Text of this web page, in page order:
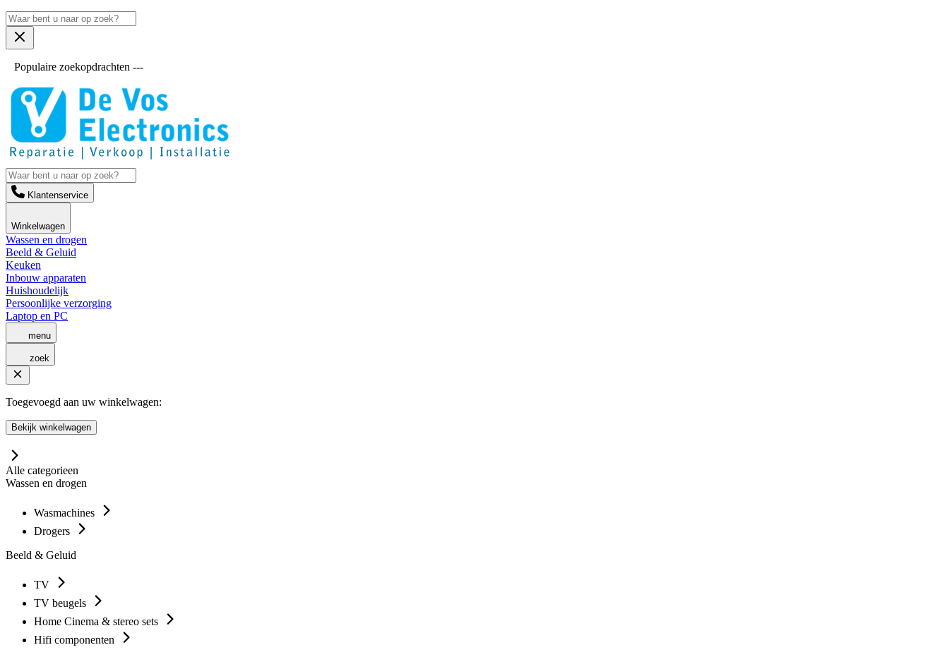
Populaire zoekopdrachten ---
Klantenservice
Winkelwagen
Wassen en drogen
Beeld & Geluid
Keuken
Inbouw apparaten
Huishoudelijk
Persoonlijke verzorging
Laptop en PC
menu
zoek
Toegevoegd aan uw winkelwagen:
Bekijk winkelwagen
Alle categorieen
Wassen en drogen
Wasmachines
Drogers
Beeld & Geluid
TV
TV beugels
Home Cinema & stereo sets
Hifi componenten